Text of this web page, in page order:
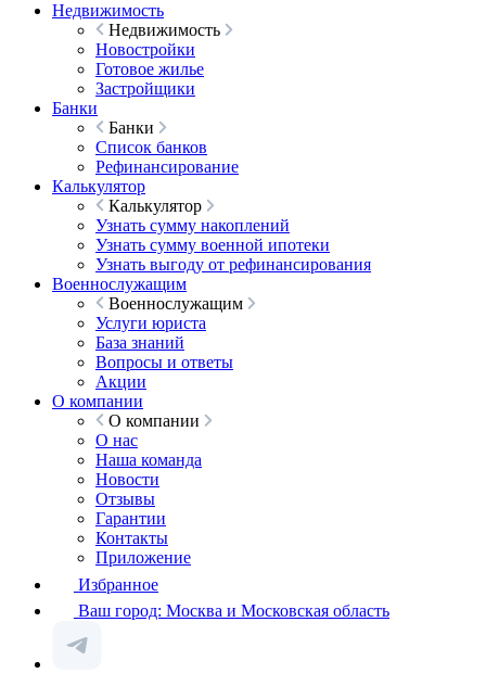
Недвижимость
Недвижимость
Новостройки
Готовое жилье
Застройщики
Банки
Банки
Список банков
Рефинансирование
Калькулятор
Калькулятор
Узнать сумму накоплений
Узнать сумму военной ипотеки
Узнать выгоду от рефинансирования
Военнослужащим
Военнослужащим
Услуги юриста
База знаний
Вопросы и ответы
Акции
О компании
О компании
О нас
Наша команда
Новости
Отзывы
Гарантии
Контакты
Приложение
Избранное
Ваш город: Москва и Московская область